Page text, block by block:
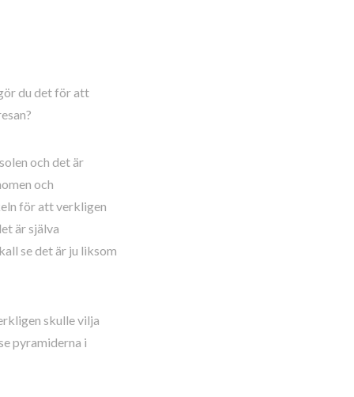
du det för att
och det är
och
för att verkligen
är själva
se det är ju liksom
skulle vilja
pyramiderna i